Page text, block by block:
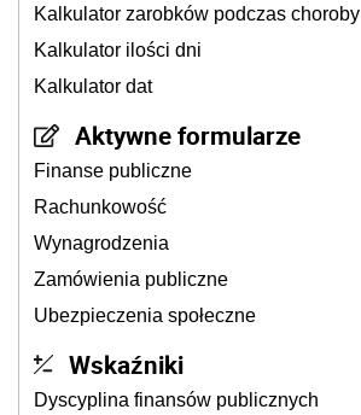
Kalkulator zarobków podczas choroby
Kalkulator ilości dni
Kalkulator dat
Aktywne formularze
Finanse publiczne
Rachunkowość
Wynagrodzenia
Zamówienia publiczne
Ubezpieczenia społeczne
Wskaźniki
Dyscyplina finansów publicznych